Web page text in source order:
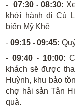
- 07:30 - 08:30:
khởi hành đi Cù
biển Mỹ Khê
-09:15 - 09:45:
-09:40 - 10:00:
khách sẽ được
Huỳnh, khu bảo
chợ hải sản Tân
quà.